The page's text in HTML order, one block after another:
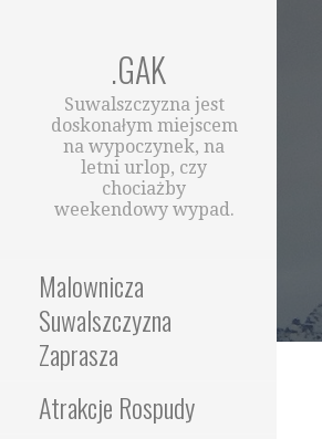
.GAK
Suwalszczyzna jest
doskonałym miejscem
na wypoczynek, na
letni urlop, czy
chociażby
weekendowy wypad.
Malownicza
Suwalszczyzna
Zaprasza
Atrakcje Rospudy